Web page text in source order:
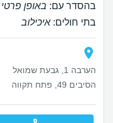
בהסדר עם: באופן פרטי
בתי חולים:איכילוב
הערבה 1, גבעת שמואל
הסיבים 49, פתח תקווה